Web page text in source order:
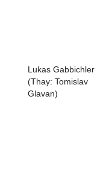
Lukas Gabbichler
(Thay: Tomislav
Glavan)